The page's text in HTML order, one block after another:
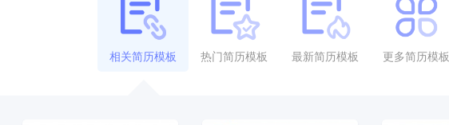
相关简历模板 热门简历模板 最新简历模板 更多简历模板